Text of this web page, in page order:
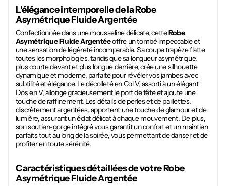
L'élégance intemporelle de laRobe
Asymétrique Fluide Argentée
Confectionnée dans une mousseline délicate, cetteRobe
Asymétrique Fluide Argentéeoffre un tombé impeccable et
une sensation de légèreté incomparable. Sa coupe trapèze flatte
toutes les morphologies, tandis que sa longueur asymétrique,
plus courte devant et plus longue derrière, crée une silhouette
dynamique et moderne, parfaite pour révéler vos jambes avec
subtilité et élégance. Le décolleté en Col V, assorti à un élégant
Dos en V, allonge gracieusement le port de tête et ajoute une
touche de raffinement. Les détails de perles et de paillettes,
discrètement argentées, apportent une touche de glamour et de
lumière, assurant un éclat délicat à chaque mouvement. De plus,
son soutien-gorge intégré vous garantit un confort et un maintien
parfaits tout au long de la soirée, vous permettant de danser et de
profiter en toute sérénité.
Caractéristiques détaillées de votreRobe
Asymétrique Fluide Argentée